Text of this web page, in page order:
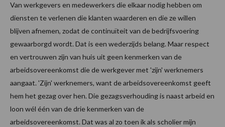
Van werkgevers en medewerkers die elkaar nodig hebben om
diensten te verlenen die klanten waarderen en die ze willen
blijven afnemen, zodat de continuïteit van de bedrijfsvoering
gewaarborgd wordt. Dat is een wederzijds belang. Maar respect
en vertrouwen zijn van huis uit geen kenmerken van de
arbeidsovereenkomst die de werkgever met 'zijn' werknemers
aangaat. 'Zijn' werknemers, want de arbeidsovereenkomst geeft
hem het gezag over hen. Die gezagsverhouding is naast arbeid en
loon wél één van de drie kenmerken van de
arbeidsovereenkomst. Dat was al zo toen ik als scholier mijn